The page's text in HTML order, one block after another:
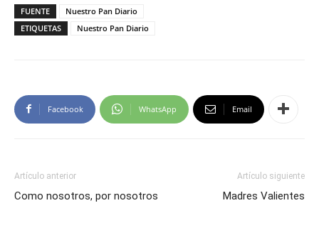
FUENTE
Nuestro Pan Diario
ETIQUETAS
Nuestro Pan Diario
Facebook WhatsApp Email
Artículo anterior
Como nosotros, por nosotros
Artículo siguiente
Madres Valientes